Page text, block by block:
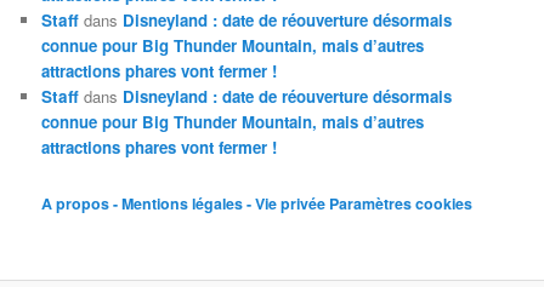
Staff dans Disneyland : date de réouverture désormais
connue pour Big Thunder Mountain, mais d’autres
attractions phares vont fermer !
Staff dans Disneyland : date de réouverture désormais
connue pour Big Thunder Mountain, mais d’autres
attractions phares vont fermer !
A propos - Mentions légales - Vie privée Paramètres cookies